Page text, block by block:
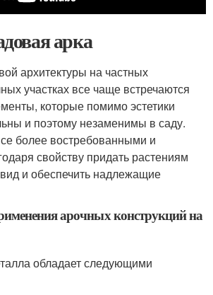
арка
архитектуры на частных
участках все чаще встречаются
которые помимо эстетики
и поэтому незаменимы в саду.
более востребованными и
свойству придать растениям
и обеспечить надлежащие
арочных конструкций на
обладает следующими